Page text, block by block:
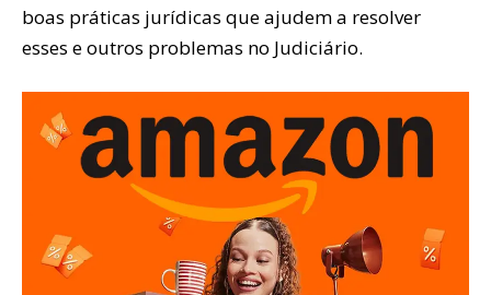
boas práticas jurídicas que ajudem a resolver
esses e outros problemas no Judiciário.